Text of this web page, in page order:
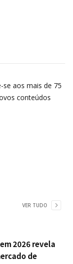
aos mais de 75
conteúdos
VER TUDO
2026 revela
de